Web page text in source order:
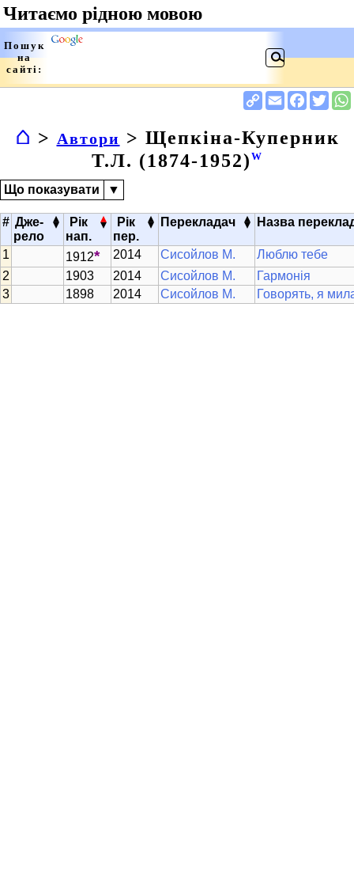
⌂ > Автори > Щепкіна-Куперник
Т.Л. (1874-1952) W
Що показувати ▼
# Дже-
рело
▴
▾
Рік
нап.
▴
▾
Рік
пер.
▴
▾ Перекладач ▴
▾ Назва
1912* 2014 Сисойлов М.
Люблю тебе
1903
2014 Сисойлов М.
Гармонія
1898
2014 Сисойлов М. Говорять, я